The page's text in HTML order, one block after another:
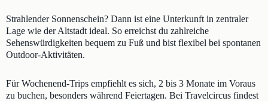
Strahlender Sonnenschein? Dann ist eine Unterkunft in zentraler
Lage wie der Altstadt ideal. So erreichst du zahlreiche
Sehenswürdigkeiten bequem zu Fuß und bist flexibel bei spontanen
Outdoor-Aktivitäten.
Für Wochenend-Trips empfiehlt es sich, 2 bis 3 Monate im Voraus
zu buchen, besonders während Feiertagen. Bei Travelcircus findest